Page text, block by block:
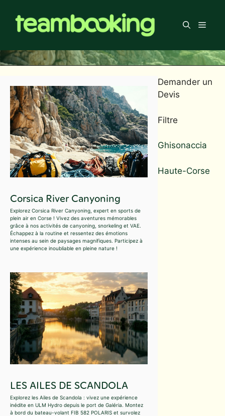
contenu
Menu
Corsica River Canyoning
Explorez Corsica River Canyoning, expert en sports de
plein air en Corse ! Vivez des aventures mémorables
grâce à nos activités de canyoning, snorkeling et VAE.
Échappez à la routine et ressentez des émotions
intenses au sein de paysages magnifiques. Participez à
une expérience inoubliable en pleine nature !
LES AILES DE SCANDOLA
Explorez les Ailes de Scandola : vivez une expérience
inédite en ULM Hydro depuis le port de Galéria. Montez
à bord du bateau-volant FIB 582 POLARIS et survolez
Demander un
Devis
Filtre
Ghisonaccia
Haute-Corse